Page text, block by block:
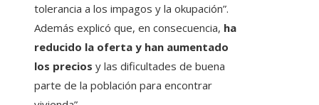
tolerancia a los impagos y la okupación”.
Además explicó que, en consecuencia, ha
reducido la oferta y han aumentado
los precios y las dificultades de buena
parte de la población para encontrar